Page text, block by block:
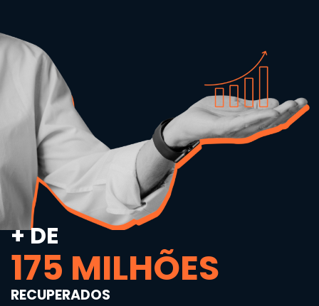
+ DE
175 MILHÕES
RECUPERADOS